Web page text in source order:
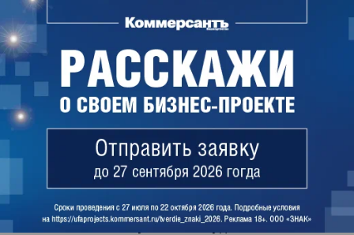
«Эта проблема носит системный характер, со
всеми отзовиками. По сути, идет ничем не
прикрытый шантаж. Для меня это был в большей
степени принципиальный вопрос. Решение,
которое вынес суд,— это прецедент, после
которого все должны понять, что отстаивать свои
права возможно. Только я — крупная структура, у
меня штат юристов. А если вы, допустим,
небольшая компания, откуда 200 тысяч рублей на
юриста? Не каждая компания может себе это
позволить. Поэтому никто не судится с